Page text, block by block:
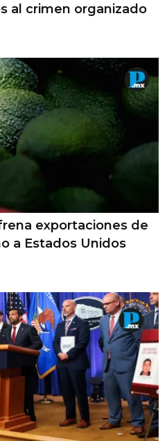
al crimen organizado
exportaciones de
a Estados Unidos